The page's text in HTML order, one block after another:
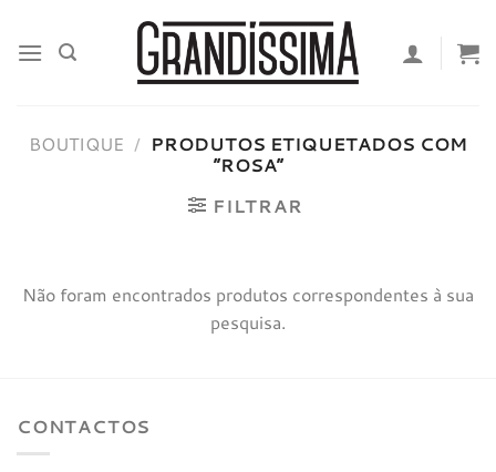
content
BOUTIQUE / PRODUTOS ETIQUETADOS COM
“ROSA”
FILTRAR
Não foram encontrados produtos correspondentes à sua
pesquisa.
CONTACTOS